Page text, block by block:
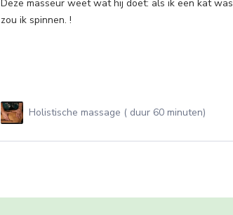
Deze masseur weet wat hij doet: als ik een kat was
zou ik spinnen. !
Holistische massage ( duur 60 minuten)